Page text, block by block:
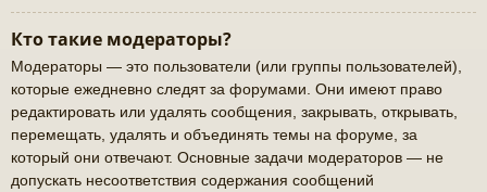
Кто такие модераторы?
Модераторы — это пользователи (или группы пользователей),
которые ежедневно следят за форумами. Они имеют право
редактировать или удалять сообщения, закрывать, открывать,
перемещать, удалять и объединять темы на форуме, за
который они отвечают. Основные задачи модераторов — не
допускать несоответствия содержания сообщений